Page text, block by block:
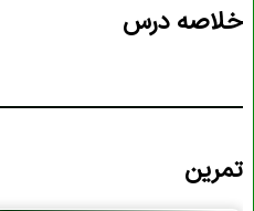
خلاصه درس
تمرین